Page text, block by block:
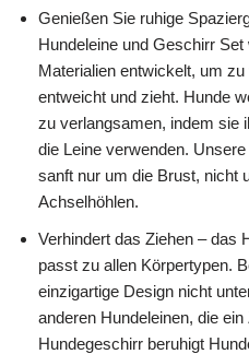
Genießen Sie ruhige
Hundeleine und Geschirr
Materialien entwickelt, um
entweicht und zieht. Hunde
zu verlangsamen, indem sie
die Leine verwenden.
sanft nur um die Brust, nicht
Achselhöhlen.
Verhindert das Ziehen – das
passt zu allen Körpertypen.
einzigartige Design nicht
anderen Hundeleinen, die
Hundegeschirr beruhigt